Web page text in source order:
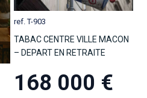
ref. T-903
TABAC CENTRE VILLE MACON
– DEPART EN RETRAITE
168 000 €